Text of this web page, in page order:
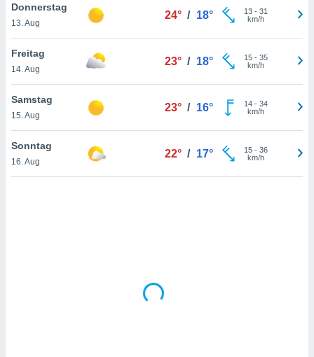
Rand
Donnerstag
13. Aug
24° / 18° 13- 31
km/h
Freitag
14. Aug
23° / 18° 15- 35
km/h
Samstag
15. Aug
23° / 16° 14- 34
km/h
Sonntag
16. Aug
22° / 17° 15- 36
km/h